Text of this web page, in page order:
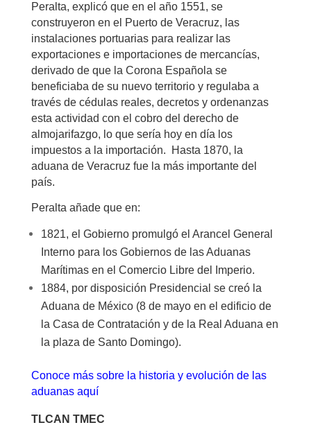
Peralta, explicó que en el año 1551, se
construyeron en el Puerto de Veracruz, las
instalaciones portuarias para realizar las
exportaciones e importaciones de mercancías,
derivado de que la Corona Española se
beneficiaba de su nuevo territorio y regulaba a
través de cédulas reales, decretos y ordenanzas
esta actividad con el cobro del derecho de
almojarifazgo, lo que sería hoy en día los
impuestos a la importación. Hasta 1870, la
aduana de Veracruz fue la más importante del
país.
Peralta añade que en:
1821, el Gobierno promulgó el Arancel General
Interno para los Gobiernos de las Aduanas
Marítimas en el Comercio Libre del Imperio.
1884, por disposición Presidencial se creó la
Aduana de México (8 de mayo en el edificio de
la Casa de Contratación y de la Real Aduana en
la plaza de Santo Domingo).
Conoce más sobre la historia y evolución de las
aduanas aquí
TLCAN TMEC